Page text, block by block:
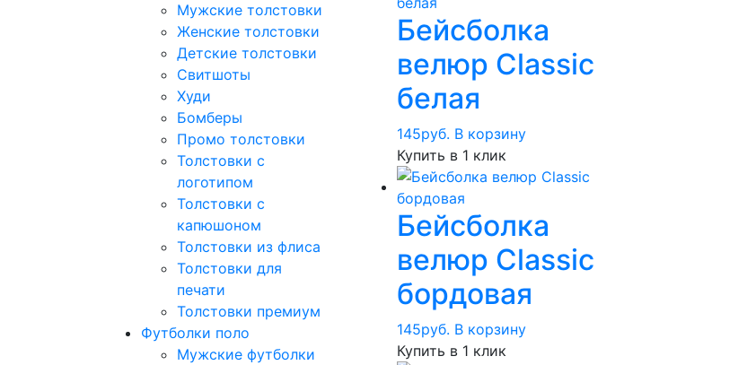
Мужские толстовки
Женские толстовки
Детские толстовки
Свитшоты
Худи
Бомберы
Промо толстовки
Толстовки с
логотипом
Толстовки с
капюшоном
Толстовки из флиса
Толстовки для
печати
Толстовки премиум
Футболки поло
Мужские футболки
Бейсболка
велюр Classic
белая
145руб. В корзину
Купить в 1 клик
Бейсболка
велюр Classic
бордовая
145руб. В корзину
Купить в 1 клик